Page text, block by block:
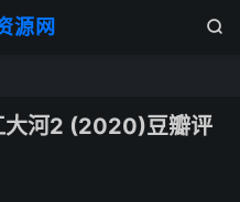
源网 
大河2 (2020)豆瓣评